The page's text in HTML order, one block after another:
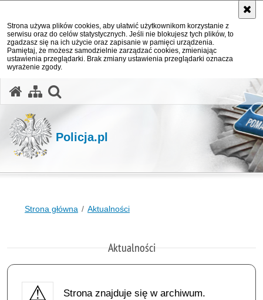
Strona używa plików cookies, aby ułatwić użytkownikom korzystanie z
serwisu oraz do celów statystycznych. Jeśli nie blokujesz tych plików, to
zgadzasz się na ich użycie oraz zapisanie w pamięci urządzenia.
Pamiętaj, że możesz samodzielnie zarządzać cookies, zmieniając
ustawienia przeglądarki. Brak zmiany ustawienia przeglądarki oznacza
wyrażenie zgody.
Policja.pl
Strona główna Aktualności
Aktualności
Strona znajduje się w archiwum.